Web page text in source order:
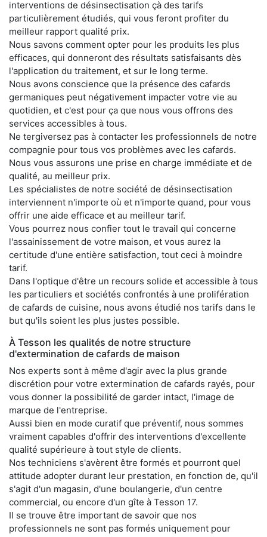
interventions de désinsectisation çà des tarifs
particulièrement étudiés, qui vous feront profiter du
meilleur rapport qualité prix.
Nous savons comment opter pour les produits les plus
efficaces, qui donneront des résultats satisfaisants dès
l'application du traitement, et sur le long terme.
Nous avons conscience que la présence des cafards
germaniques peut négativement impacter votre vie au
quotidien, et c'est pour ça que nous vous offrons des
services accessibles à tous.
Ne tergiversez pas à contacter les professionnels de notre
compagnie pour tous vos problèmes avec les cafards.
Nous vous assurons une prise en charge immédiate et de
qualité, au meilleur prix.
Les spécialistes de notre société de désinsectisation
interviennent n'importe où et n'importe quand, pour vous
offrir une aide efficace et au meilleur tarif.
Vous pourrez nous confier tout le travail qui concerne
l'assainissement de votre maison, et vous aurez la
certitude d'une entière satisfaction, tout ceci à moindre
tarif.
Dans l'optique d'être un recours solide et accessible à tous
les particuliers et sociétés confrontés à une prolifération
de cafards de cuisine, nous avons étudié nos tarifs dans le
but qu'ils soient les plus justes possible.
À Tesson les qualités de notre structure
d'extermination de cafards de maison
Nos experts sont à même d'agir avec la plus grande
discrétion pour votre extermination de cafards rayés, pour
vous donner la possibilité de garder intact, l'image de
marque de l'entreprise.
Aussi bien en mode curatif que préventif, nous sommes
vraiment capables d'offrir des interventions d'excellente
qualité supérieure à tout style de clients.
Nos techniciens s'avèrent être formés et pourront quel
attitude adopter durant leur prestation, en fonction de, qu'il
s'agit d'un magasin, d'une boulangerie, d'un centre
commercial, ou encore d'un gîte à Tesson 17.
Il se trouve être important de savoir que nos
professionnels ne sont pas formés uniquement pour